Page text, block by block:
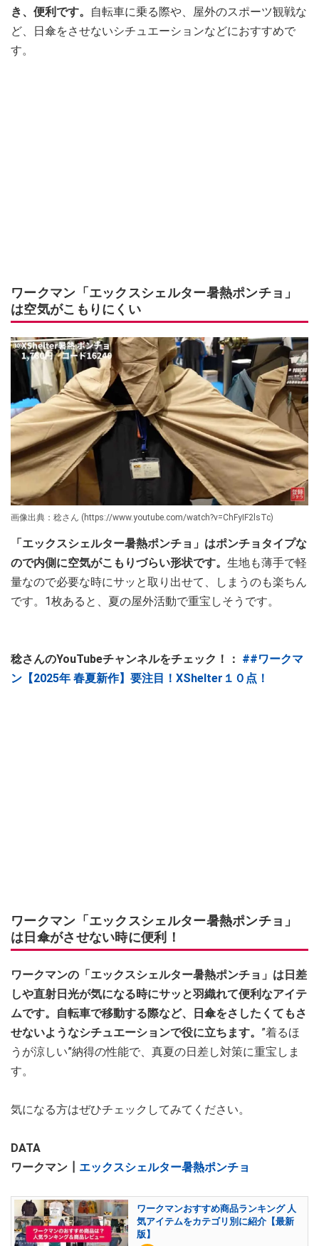
き、便利です。
自転車に乗る際や、屋外のスポーツ観戦な
ど、日傘をさせないシチュエーションなどにおすすめで
す。
ワークマン「エックスシェルター暑熱ポンチョ」
は空気がこもりにくい
画像出典：稔さん (https://www.youtube.com/watch?v=ChFyIF2lsTc)
「エックスシェルター暑熱ポンチョ」はポンチョタイプな
ので内側に空気がこもりづらい形状です。 生地も薄手で軽
量なので必要な時にサッと取り出せて、しまうのも楽ちん
です。1枚あると、夏の屋外活動で重宝しそうです。
稔さんのYouTubeチャンネルをチェック！： ##ワークマ
ン【2025年 春夏新作】要注目！XShelter１０点！
ワークマン「エックスシェルター暑熱ポンチョ」
は日傘がさせない時に便利！
ワークマンの「エックスシェルター暑熱ポンチョ」は日差
しや直射日光が気になる時にサッと羽織れて便利なアイテ
ムです。自転車で移動する際など、日傘をさしたくてもさ
せないようなシチュエーションで役に立ちます。 ”着るほ
うが涼しい”納得の性能で、真夏の日差し対策に重宝しま
す。
気になる方はぜひチェックしてみてください。
DATA
ワークマン┃ エックスシェルター暑熱ポンチョ
ワークマンおすすめ商品ランキング 人
気アイテムをカテゴリ別に紹介【最新
版】